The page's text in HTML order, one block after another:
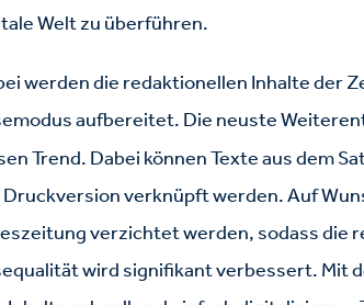
Welt zu überführen.
werden die redaktionellen Inhalte der
aufbereitet. Die neuste
Trend. Dabei können Texte aus dem
verknüpft werden. Auf
verzichtet werden, sodass die
wird signifikant verbessert. Mit